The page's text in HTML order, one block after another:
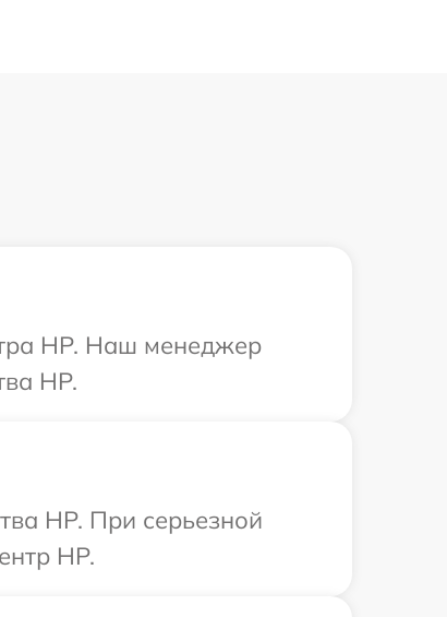
HP. Наш менеджер
HP.
HP. При серьезной
HP.